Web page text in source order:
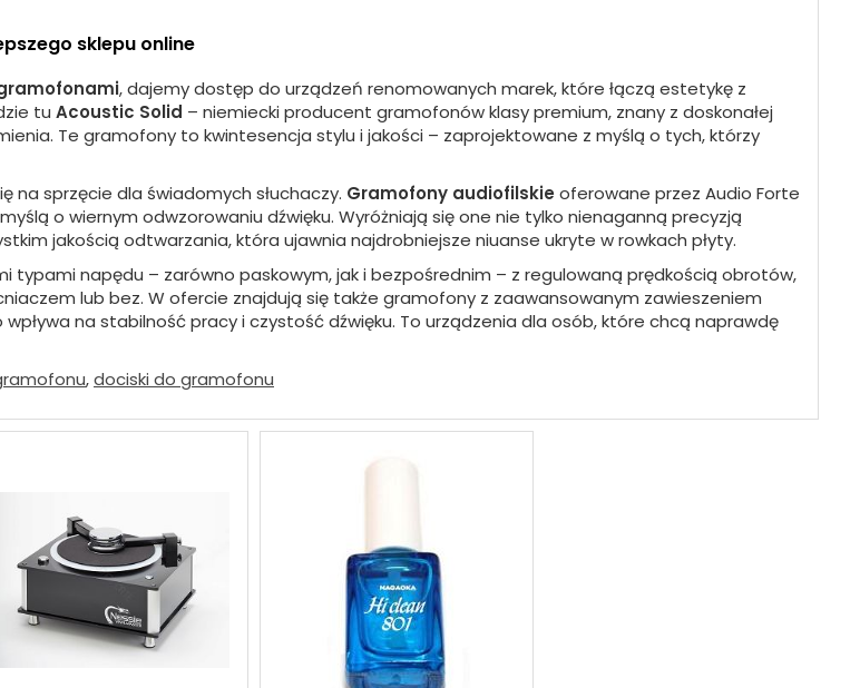
sklepu online
, dajemy dostęp do urządzeń renomowanych marek, które łączą estetykę z
tu Acoustic Solid – niemiecki producent gramofonów klasy premium, znany z doskonałej
Te gramofony to kwintesencja stylu i jakości – zaprojektowane z myślą o tych, którzy
na sprzęcie dla świadomych słuchaczy. Gramofony audiofilskie oferowane przez Audio Forte
o wiernym odwzorowaniu dźwięku. Wyróżniają się one nie tylko nienaganną precyzją
jakością odtwarzania, która ujawnia najdrobniejsze niuanse ukryte w rowkach płyty.
typami napędu – zarówno paskowym, jak i bezpośrednim – z regulowaną prędkością obrotów,
lub bez. W ofercie znajdują się także gramofony z zaawansowanym zawieszeniem
na stabilność pracy i czystość dźwięku. To urządzenia dla osób, które chcą naprawdę
,dociski do gramofonu